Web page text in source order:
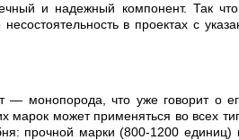
и надежный компонент. Так что
в проектах с
— монопорода, что уже говорит о
марок может применяться во всех
прочной марки (800-1200 единиц)